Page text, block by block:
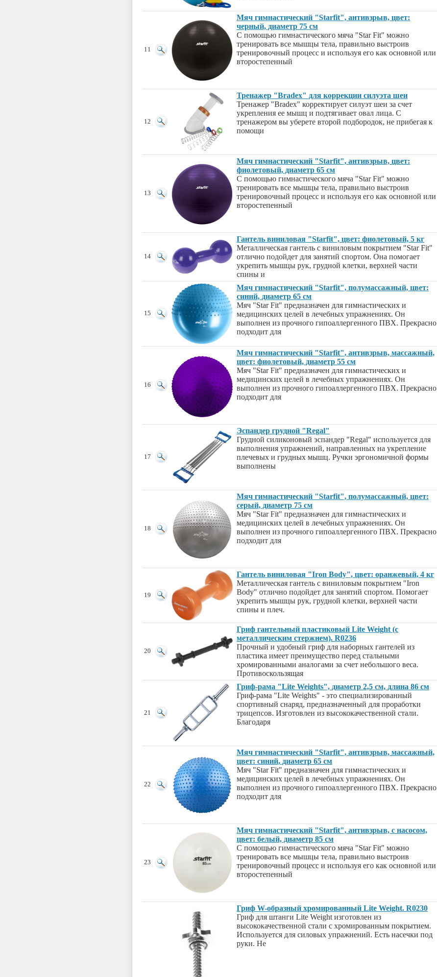
11
Мяч гимнастический "Starfit", антивзрыв, цвет:
черный, диаметр 75 см
С помощью гимнастического мяча "Star Fit" можно
тренировать все мышцы тела, правильно выстроив
тренировочный процесс и используя его как основной или
второстепенный
12
Тренажер "Bradex" для коррекции силуэта шеи
Тренажер "Bradex" корректирует силуэт шеи за счет
укрепления ее мышц и подтягивает овал лица. С
тренажером вы уберете второй подбородок, не прибегая к
помощи
13
Мяч гимнастический "Starfit", антивзрыв, цвет:
фиолетовый, диаметр 65 см
С помощью гимнастического мяча "Star Fit" можно
тренировать все мышцы тела, правильно выстроив
тренировочный процесс и используя его как основной или
второстепенный
14
Гантель виниловая "Starfit", цвет: фиолетовый, 5 кг
Металлическая гантель с виниловым покрытием "Star Fit"
отлично подойдет для занятий спортом. Она помогает
укрепить мышцы рук, грудной клетки, верхней части
спины и
15
Мяч гимнастический "Starfit", полумассажный, цвет:
синий, диаметр 65 см
Мяч "Star Fit" предназначен для гимнастических и
медицинских целей в лечебных упражнениях. Он
выполнен из прочного гипоаллергенного ПВХ. Прекрасно
подходит для
16
Мяч гимнастический "Starfit", антивзрыв, массажный,
цвет: фиолетовый, диаметр 55 см
Мяч "Star Fit" предназначен для гимнастических и
медицинских целей в лечебных упражнениях. Он
выполнен из прочного гипоаллергенного ПВХ. Прекрасно
подходит для
17
Эспандер грудной "Regal"
Грудной силиконовый эспандер "Regal" используется для
выполнения упражнений, направленных на укрепление
плечевых и грудных мышц. Ручки эргономичной формы
выполнены
18
Мяч гимнастический "Starfit", полумассажный, цвет:
серый, диаметр 75 см
Мяч "Star Fit" предназначен для гимнастических и
медицинских целей в лечебных упражнениях. Он
выполнен из прочного гипоаллергенного ПВХ. Прекрасно
подходит для
19
Гантель виниловая "Iron Body", цвет: оранжевый, 4 кг
Металлическая гантель с виниловым покрытием "Iron
Body" отлично подойдет для занятий спортом. Помогает
укрепить мышцы рук, грудной клетки, верхней части
спины и плеч.
20
Гриф гантельный пластиковый Lite Weight (с
металлическим стержнем). R0236
Прочный и удобный гриф для наборных гантелей из
пластика имеет преимущество перед стальными
хромированными аналогами за счет небольшого веса.
Противоскользящая
21
Гриф-рама "Lite Weights", диаметр 2,5 см, длина 86 см
Гриф-рама "Lite Weights" - это специализированный
спортивный снаряд, предназначенный для проработки
трицепсов. Изготовлен из высококачественной стали.
Благодаря
22
Мяч гимнастический "Starfit", антивзрыв, массажный,
цвет: синий, диаметр 65 см
Мяч "Star Fit" предназначен для гимнастических и
медицинских целей в лечебных упражнениях. Он
выполнен из прочного гипоаллергенного ПВХ. Прекрасно
подходит для
23
Мяч гимнастический "Starfit", антивзрыв, с насосом,
цвет: белый, диаметр 85 см
С помощью гимнастического мяча "Star Fit" можно
тренировать все мышцы тела, правильно выстроив
тренировочный процесс и используя его как основной или
второстепенный
Гриф W-образный хромированный Lite Weight. R0230
Гриф для штанги Lite Weight изготовлен из
высококачественной стали с хромированным покрытием.
Используется для силовых упражнений. Есть насечки под
руки. Не